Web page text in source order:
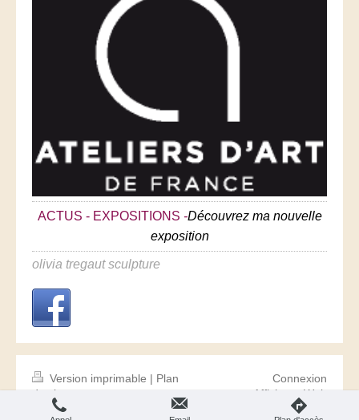
ACTUS - EXPOSITIONS -Découvrez ma nouvelle
exposition
olivia tregaut sculpture
Version imprimable | Plan
du site
© olivia-tregaut-sculpture.com
Connexion
Affichage Web